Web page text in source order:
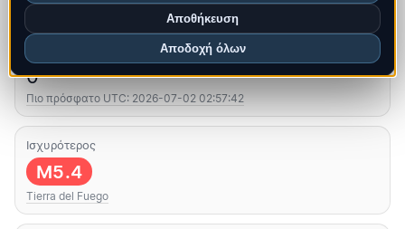
Αποθήκευση
Αποδοχή όλων
Σεισμοί αυτόν τον μήνα
0
Πιο πρόσφατο UTC: 2026-07-02 02:57:42
Ισχυρότερος
M5.4
Tierra del Fuego